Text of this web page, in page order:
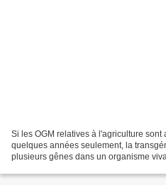
Si les OGM relatives à l'agriculture
quelques années seulement, la
plusieurs gênes dans un organisme